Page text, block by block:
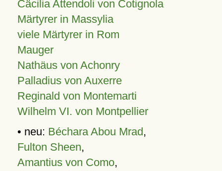
Cäcilia Attendoli von Cotignola
Märtyrer in Massylia
viele Märtyrer in Rom
Mauger
Nathäus von Achonry
Palladius von Auxerre
Reginald von Montemarti
Wilhelm VI. von Montpellier
• neu: Béchara Abou Mrad,
Fulton Sheen,
Amantius von Como,